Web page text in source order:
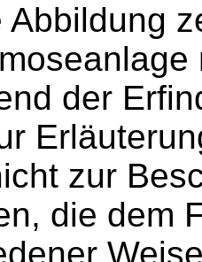
Abbildung
der
zur
die dem